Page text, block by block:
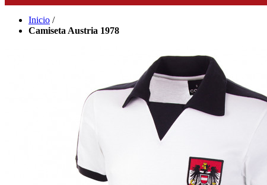
Inicio /
Camiseta Austria 1978